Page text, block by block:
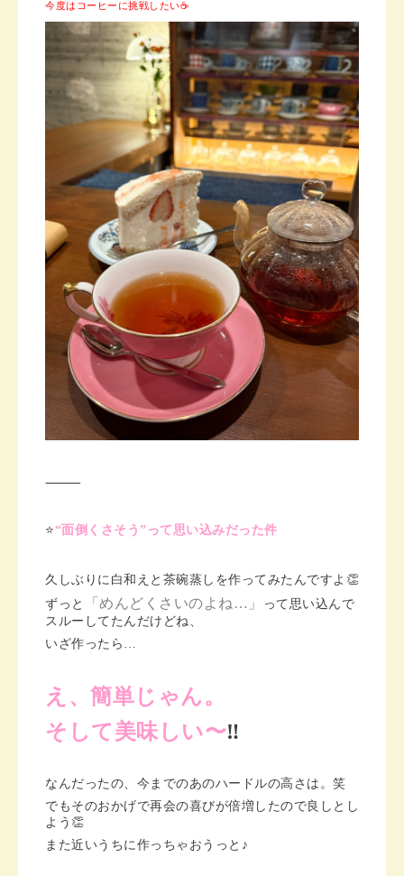
今度はコーヒーに挑戦したい☕️
⸻
⭐️“面倒くさそう”って思い込みだった件
久しぶりに白和えと茶碗蒸しを作ってみたんですよ👏
ずっと
「めんどくさいのよね…」
って思い込んで
スルーしてたんだけどね、
いざ作ったら…
え、簡単じゃん。
そして美味しい〜‼️
なんだったの、今までのあのハードルの高さは。笑
でもそのおかげで再会の喜びが倍増したので良しとし
よう👏
また近いうちに作っちゃおうっと♪